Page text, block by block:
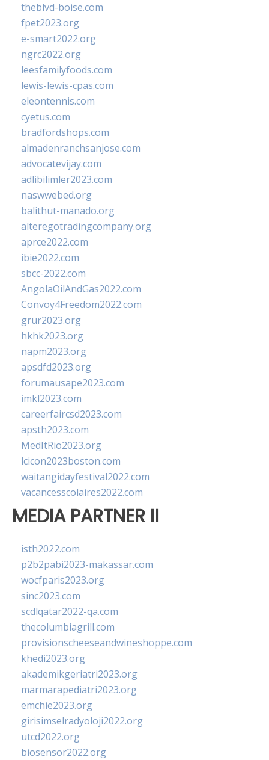
theblvd-boise.com
fpet2023.org
e-smart2022.org
ngrc2022.org
leesfamilyfoods.com
lewis-lewis-cpas.com
eleontennis.com
cyetus.com
bradfordshops.com
almadenranchsanjose.com
advocatevijay.com
adlibilimler2023.com
naswwebed.org
balithut-manado.org
alteregotradingcompany.org
aprce2022.com
ibie2022.com
sbcc-2022.com
AngolaOilAndGas2022.com
Convoy4Freedom2022.com
grur2023.org
hkhk2023.org
napm2023.org
apsdfd2023.org
forumausape2023.com
imkl2023.com
careerfaircsd2023.com
apsth2023.com
MedItRio2023.org
lcicon2023boston.com
waitangidayfestival2022.com
vacancesscolaires2022.com
MEDIA PARTNER II
isth2022.com
p2b2pabi2023-makassar.com
wocfparis2023.org
sinc2023.com
scdlqatar2022-qa.com
thecolumbiagrill.com
provisionscheeseandwineshoppe.com
khedi2023.org
akademikgeriatri2023.org
marmarapediatri2023.org
emchie2023.org
girisimselradyoloji2022.org
utcd2022.org
biosensor2022.org